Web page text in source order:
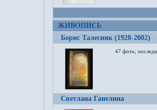
ЖИВОПИСЬ
Борис Талесник (1928-2002)
47 фото,
Светлана Ганелина